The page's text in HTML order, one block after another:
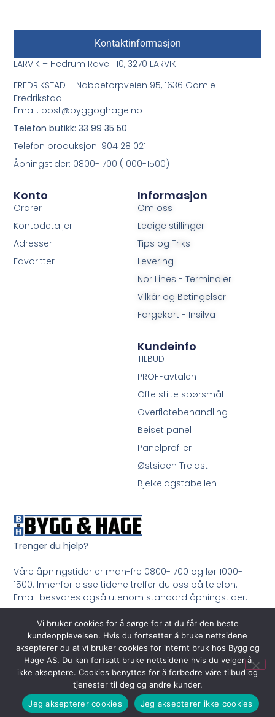
Trenger du hjelp?
Våre åpningstider er man-fre 0800-1700 og lør 1000-
1500. Innenfor disse tidene treffer du oss på telefon.
Email besvares også utenom standard åpningstider.
Ring oss på 33 99 35 50
Informasjon
Om oss
Ledige stillinger
Tips og Triks
Levering
Nor Lines - Terminaler
Vilkår og Betingelser
Fargekart - Insilva
Konto
Ordrer
Kontodetaljer
Adresser
Favoritter
Kundeinfo
TILBUD
PROFFavtalen
Ofte stilte spørsmål
Overflatebehandling
Beiset panel
Panelprofiler
Østsiden Trelast
Bjelkelagstabellen
Kontaktinformasjon
LARVIK – Hedrum Ravei 110, 3270 LARVIK
FREDRIKSTAD – Nabbetorpveien 95, 1636 Gamle
Fredrikstad.
Email: post@byggoghage.no
Telefon butikk: 33 99 35 50
Telefon produksjon: 904 28 021
Åpningstider: 0800-1700 (1000-1500)
© 2026 All Rights Reserved.
Vi bruker cookies for å sørge for at du får den beste
kundeopplevelsen. Hvis du fortsetter å bruke nettsidene
aksepterer du at vi bruker cookies for internt bruk hos Bygg og
Hage AS. Du kan fortsatt bruke nettsidene hvis du velger å
ikke akseptere. Cookies benyttes for å forbedre våre tilbud og
tjenester til deg og andre kunder.
Jeg aksepterer cookies
Jeg aksepterer ikke cookies